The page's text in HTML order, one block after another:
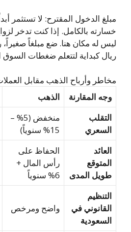
مبلغ الدخول المقترح: لا تستثمر
خسارته بالكامل. إذا كنت تدخر
ريال كبداية لتتعلم ضغطات السوق
مخاطر وأرباح الذهب مقابل
وجه المقارنة
الذهب
التقلب
السعري
منخفض (5% –
15% سنوياً)
العائد
المتوقع
طويل المدى
الحفاظ على
رأس المال +
6% سنوياً
التنظيم
القانوني في
السعودية
واضح ومرخص